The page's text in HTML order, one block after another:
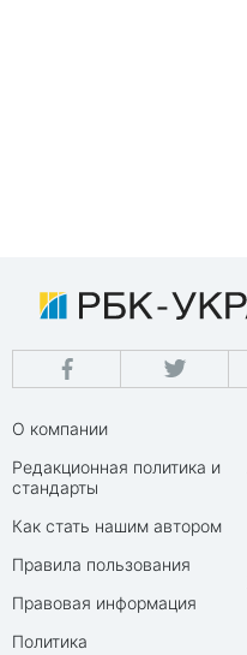
О компании
Редакционная политика и
стандарты
Как стать нашим автором
Правила пользования
Правовая информация
Политика